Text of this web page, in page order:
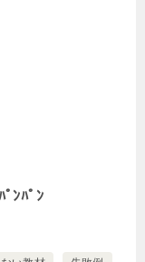
ﾝﾊﾟﾝ